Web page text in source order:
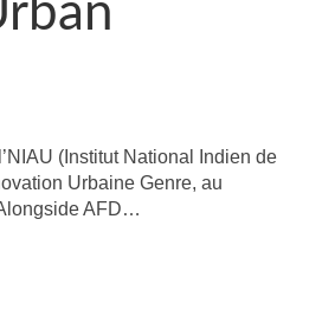
(Institut National Indien de
Urbaine Genre, au
AFD…